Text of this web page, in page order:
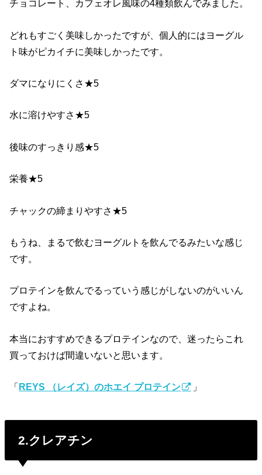
チョコレート、カフェオレ風味の4種類飲んでみました。
どれもすごく美味しかったですが、個人的にはヨーグル
ト味がピカイチに美味しかったです。
ダマになりにくさ★5
水に溶けやすさ★5
後味のすっきり感★5
栄養★5
チャックの締まりやすさ★5
もうね、まるで飲むヨーグルトを飲んでるみたいな感じ
です。
プロテインを飲んでるっていう感じがしないのがいいん
ですよね。
本当におすすめできるプロテインなので、迷ったらこれ
買っておけば間違いないと思います。
「REYS （レイズ）のホエイ プロテイン 」
2.クレアチン